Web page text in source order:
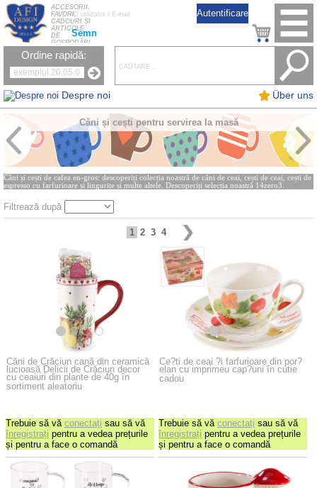
Despre noi Über uns
Semn
ACCESORII,
FAVORI,
CADOURI ȘI
ARTICOLE
DE
GOSPODĂRI
Ordine rapidă:
Căni și cești pentru servirea la masă
Căni și cești de cafea en-gros: descoperiți colecția noastră de căni de ceai, cești de ceai, cești de
espresso cu farfurioare și lingurițe și multe altele. Descoperiți selecția noastră 14zero3.
Filtrează după
1 2 3 4
Căni de Crăciun cană din ceramică
lucioasă Delicii de Crăciun decor
cu ceaiuri din plante de 40g în
sortiment aleatoriu
Trebuie să vă conectați sau să vă
înregistrați pentru a vedea prețurile
și pentru a face o comandă
Ce?ti de ceai ?i farfurioare din por?
elan cu imprimeu cap?uni în cutie
cadou
Trebuie să văconectați sau să vă
înregistrați pentru a vedea prețurile
și pentru a face o comandă